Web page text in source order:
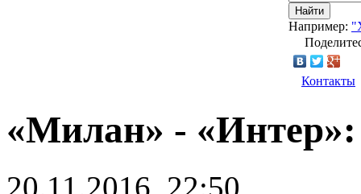
Найти
Например:
Контакты
«Милан» - «Интер»:
20.11.2016, 22:50